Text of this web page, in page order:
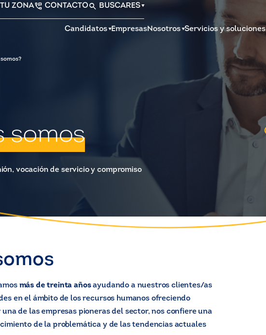
TU ZONA CONTACTO BUSCARES
Candidatos EmpresasNosotros Servicios y soluciones
somos
vocación de servicio y compromiso
más de treinta añosayudando a nuestros clientes/as
en el ámbito de los recursos humanos ofreciendo
una de las empresas pioneras del sector, nos confiere una
de la problemática y de las tendencias actuales